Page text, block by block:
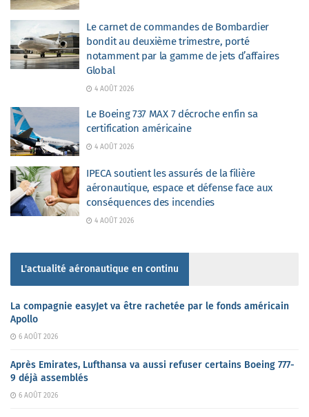
Le carnet de commandes de Bombardier
bondit au deuxième trimestre, porté
notamment par la gamme de jets d’affaires
Global
4 AOÛT 2026
Le Boeing 737 MAX 7 décroche enfin sa
certification américaine
4 AOÛT 2026
IPECA soutient les assurés de la filière
aéronautique, espace et défense face aux
conséquences des incendies
4 AOÛT 2026
L'actualité aéronautique en continu
La compagnie easyJet va être rachetée par le fonds américain
Apollo
6 AOÛT 2026
Après Emirates, Lufthansa va aussi refuser certains Boeing 777-
9 déjà assemblés
6 AOÛT 2026